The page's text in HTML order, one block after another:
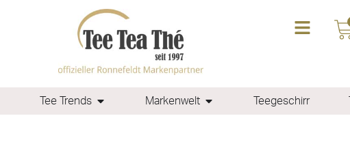
Tee Trends Markenwelt Teegeschirr